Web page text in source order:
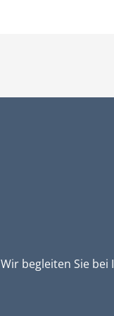
Wir begleiten Sie